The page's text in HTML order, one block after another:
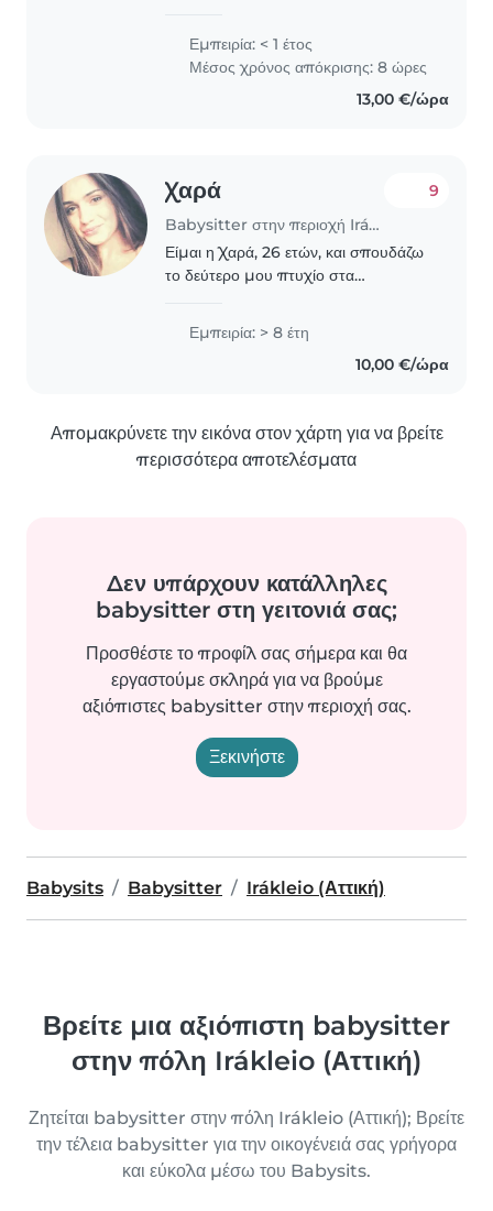
experience with babies and
toddlers, including those with
Εμπειρία: < 1 έτος
Μέσος χρόνος απόκρισης: 8 ώρες
13,00 €/ώρα
Χαρά
Babysitter στην περιοχή Irákleio (Αττική)
9
Είμαι η Χαρά, 26 ετών, και σπουδάζω
το δεύτερο μου πτυχίο στα
τους με αγάπη και υπευθυνότητα.
Εμπειρία: > 8 έτη
10,00 €/ώρα
Απομακρύνετε την εικόνα στον χάρτη για να βρείτε
περισσότερα αποτελέσματα
Δεν υπάρχουν κατάλληλες
babysitter στη γειτονιά σας;
Προσθέστε το προφίλ σας σήμερα και θα
εργαστούμε σκληρά για να βρούμε
αξιόπιστες babysitter στην περιοχή σας.
Ξεκινήστε
Babysits Babysitter Irákleio (Αττική)
Βρείτε μια αξιόπιστη babysitter
στην πόλη Irákleio (Αττική)
Ζητείται babysitter στην πόλη Irákleio (Αττική); Βρείτε
την τέλεια babysitter για την οικογένειά σας γρήγορα
και εύκολα μέσω του Babysits.